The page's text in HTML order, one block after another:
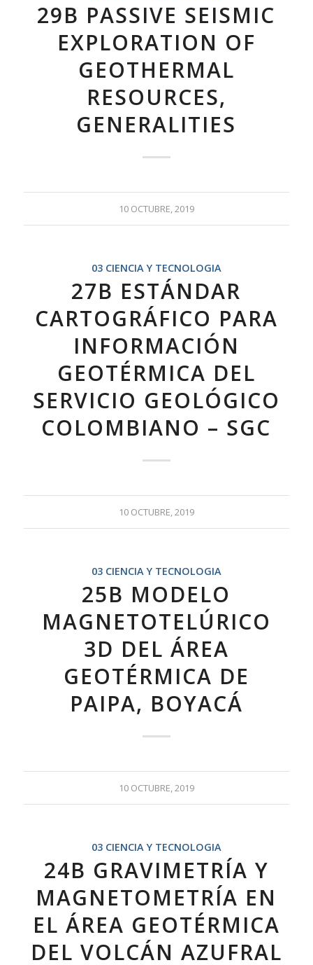
29B PASSIVE SEISMIC
EXPLORATION OF
GEOTHERMAL
RESOURCES,
GENERALITIES
10 OCTUBRE, 2019
03 CIENCIA Y TECNOLOGIA
27B ESTÁNDAR
CARTOGRÁFICO PARA
INFORMACIÓN
GEOTÉRMICA DEL
SERVICIO GEOLÓGICO
COLOMBIANO – SGC
10 OCTUBRE, 2019
03 CIENCIA Y TECNOLOGIA
25B MODELO
MAGNETOTELÚRICO
3D DEL ÁREA
GEOTÉRMICA DE
PAIPA, BOYACÁ
10 OCTUBRE, 2019
03 CIENCIA Y TECNOLOGIA
24B GRAVIMETRÍA Y
MAGNETOMETRÍA EN
EL ÁREA GEOTÉRMICA
DEL VOLCÁN AZUFRAL